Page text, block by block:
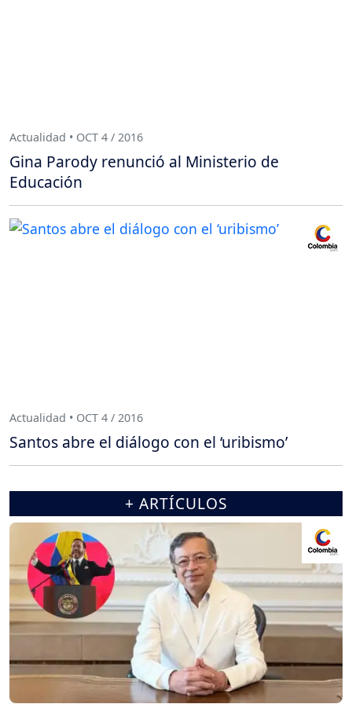
Actualidad • OCT 4 / 2016
Gina Parody renunció al Ministerio de
Educación
Actualidad • OCT 4 / 2016
Santos abre el diálogo con el ‘uribismo’
+ ARTÍCULOS